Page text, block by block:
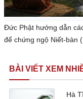
Đức Phật hướng dẫn
để chứng ngộ Niết-bàn
BÀI VIẾT XEM
Hà